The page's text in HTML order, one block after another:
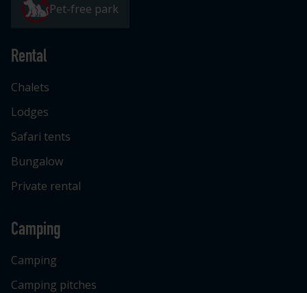
Pet-free park
Rental
Chalets
Lodges
Safari tents
Bungalow
Private rental
Camping
Camping
Camping pitches